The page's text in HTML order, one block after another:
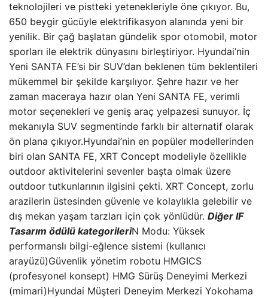
teknolojileri ve pistteki yetenekleriyle öne çıkıyor. Bu,
650 beygir gücüyle elektrifikasyon alanında yeni bir
yenilik. Bir çağ başlatan gündelik spor otomobil, motor
sporları ile elektrik dünyasını birleştiriyor. Hyundai’nin
Yeni SANTA FE’si bir SUV’dan beklenen tüm beklentileri
mükemmel bir şekilde karşılıyor. Şehre hazır ve her
zaman maceraya hazır olan Yeni SANTA FE, verimli
motor seçenekleri ve geniş araç yelpazesi sunuyor. İç
mekanıyla SUV segmentinde farklı bir alternatif olarak
ön plana çıkıyor.Hyundai’nin en popüler modellerinden
biri olan SANTA FE, XRT Concept modeliyle özellikle
outdoor aktivitelerini sevenler başta olmak üzere
outdoor tutkunlarının ilgisini çekti. XRT Concept, zorlu
arazilerin üstesinden güvenle ve kolaylıkla gelebilir ve
dış mekan yaşam tarzları için çok yönlüdür. Diğer IF
Tasarım ödülü kategorileriN Modu: Yüksek
performanslı bilgi-eğlence sistemi (kullanıcı
arayüzü)Güvenlik yönetim robotu HMGICS
(profesyonel konsept) HMG Sürüş Deneyimi Merkezi
(mimari)Hyundai Müşteri Deneyim Merkezi Yokohama